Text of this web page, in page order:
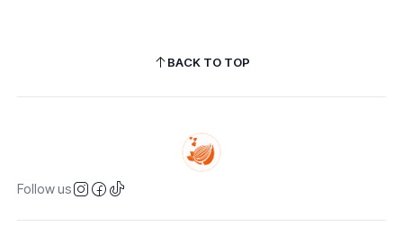
BACK TO TOP
Follow us